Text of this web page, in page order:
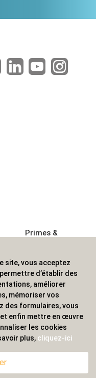
Primes &
Boisson
Textile &
Casquette
Accessoires de
bureau
pour les
une
site, vous acceptez
d’établir des
améliorer
mémoriser vos
des formulaires, vous
enfin mettre en œuvre
les cookies
plus, cliquez-ici